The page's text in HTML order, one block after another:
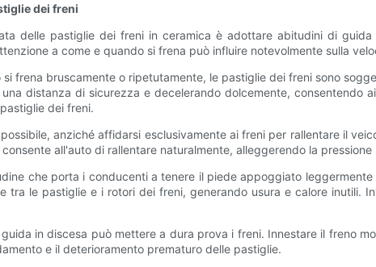
dei freni
delle pastiglie dei freni in ceramica è adottare abitudini di
a come e quando si frena può influire notevolmente sulla
frena bruscamente o ripetutamente, le pastiglie dei freni sono
distanza di sicurezza e decelerando dolcemente, consentendo
dei freni.
anziché affidarsi esclusivamente ai freni per rallentare il
all'auto di rallentare naturalmente, alleggerendo la
che porta i conducenti a tenere il piede appoggiato
le pastiglie e i rotori dei freni, generando usura e calore inutili.
in discesa può mettere a dura prova i freni. Innestare il freno
e il deterioramento prematuro delle pastiglie.